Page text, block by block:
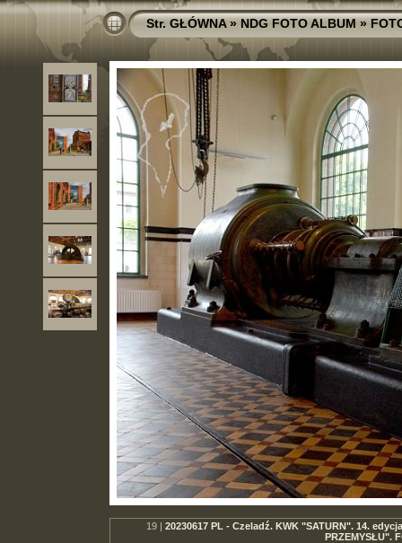
Str. GŁÓWNA»NDG FOTO ALBUM»
19 | 20230617 PL - Czeladź. KWK "SATURN". 14.
PRZEMYSŁU".